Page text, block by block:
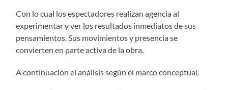
Con lo cual los espectadores realizan agencia al
experimentar y ver los resultados inmediatos de sus
pensamientos. Sus movimientos y presencia se
convierten en parte activa de la obra.
A continuación el análisis según el marco conceptual.